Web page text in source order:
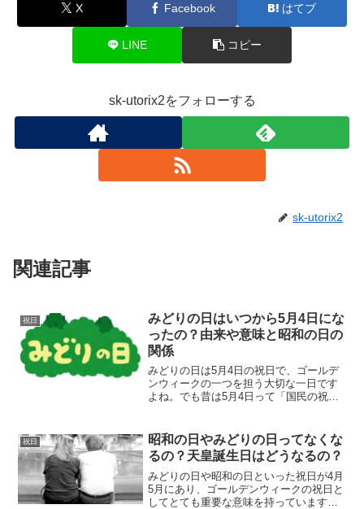
X Facebook はてブ
LINE コピー
sk-utorix2をフォローする
sk-utorix2
関連記事
祝日
みどりの日はいつから5月4日にな
ったの？由来や意味と昭和の日の
関係
みどりの日は5月4日の祝日で、ゴールデ
ンウィークの一つを担う大切な一日です
よね。でも昔は5月4日って「国民の祝
か？みどりの日の由来や意味とは何なの
か。そして昭和の日と...
祝日
昭和の日やみどりの日ってなくな
るの？天皇誕生日はどうなるの？
みどりの日や昭和の日といった祝日が4月
5月にあり、ゴールデンウィークの祝日と
してとても重要な意味を持っていますよ